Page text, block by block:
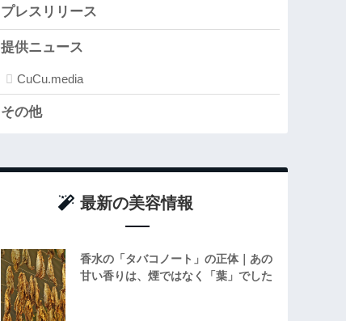
プレスリリース
提供ニュース
CuCu.media
その他
最新の美容情報
香水の「タバコノート」の正体｜あの
甘い香りは、煙ではなく「葉」でした